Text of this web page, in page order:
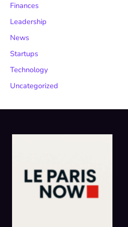
Finances
Leadership
News
Startups
Technology
Uncategorized